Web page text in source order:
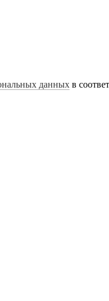
данных в